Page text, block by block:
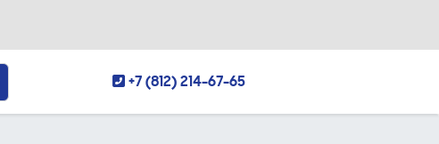
+7 (812) 214-67-65